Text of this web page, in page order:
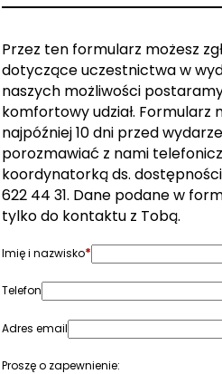
Przez ten formularz możesz
dotyczące uczestnictwa w
naszych możliwości
komfortowy udział. Formularz
najpóźniej 10 dni przed
porozmawiać z nami
koordynatorką ds.
622 44 31. Dane podane w
tylko do kontaktu z Tobą.
Imię i nazwisko*
Telefon
Adres email
Proszę o zapewnienie: